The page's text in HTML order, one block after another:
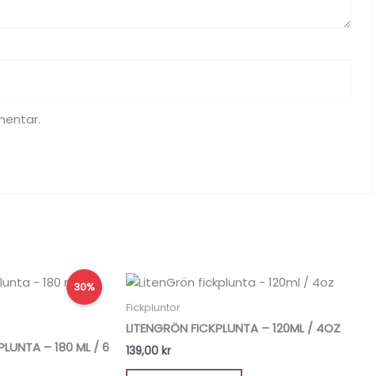
30%
– 180 ML / 6
Fickpluntor
LITENGRÖN FICKPLUNTA – 120ML / 4OZ
139,00 kr